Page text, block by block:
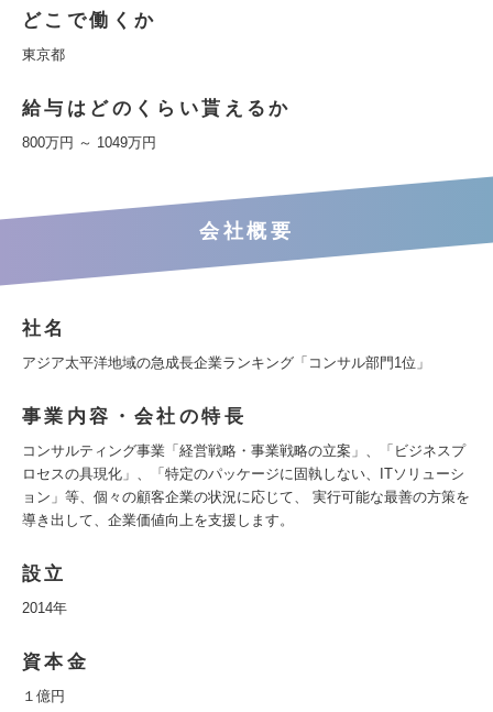
どこで働くか
東京都
給与はどのくらい貰えるか
800万円 ～ 1049万円
会社概要
社名
アジア太平洋地域の急成長企業ランキング「コンサル部門1位」
事業内容・会社の特長
コンサルティング事業「経営戦略・事業戦略の立案」、「ビジネスプ
ロセスの具現化」、「特定のパッケージに固執しない、ITソリューシ
ョン」等、個々の顧客企業の状況に応じて、 実行可能な最善の方策を
導き出して、企業価値向上を支援します。
設立
2014年
資本金
１億円